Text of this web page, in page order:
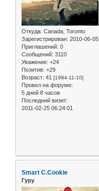
Откуда: Canada, Toronto
Зарегистрирован: 2010-06-05
Приглашений: 0
Сообщений: 3110
Уважение: +24
Позитив: +29
Возраст: 41 [1984-11-10]
Провел на форуме:
5 дней 8 часов
Последний визит:
2011-02-25 06:24:01
Smart C.Cookie
Гуру